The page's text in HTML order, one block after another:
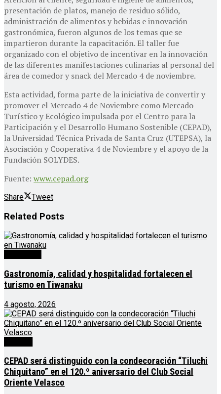
presentación de platos, manejo de residuo sólido,
administración de alimentos y bebidas e innovación
gastronómica, fueron algunos de los temas que se
impartieron durante la capacitación. El taller fue
organizado con el objetivo de incentivar en la innovación
de las diferentes manifestaciones culinarias al personal del
área de comedor y snack del Mercado 4 de noviembre.
Esta actividad, forma parte de la iniciativa de convertir y
promover el Mercado 4 de Noviembre como Mercado
Turístico y Ecológico impulsada por el Centro para la
Participación y el Desarrollo Humano Sostenible (CEPAD),
la Universidad Técnica Privada de Santa Cruz (UTEPSA), la
Asociación y Cooperativa 4 de Noviembre y el apoyo de la
Fundación SOLYDES.
Fuente: www.cepad.org
Share Tweet
Related Posts
Gastronomía, calidad y hospitalidad fortalecen el
turismo en Tiwanaku
4 agosto, 2026
CEPAD será distinguido con la condecoración “Tiluchi
Chiquitano” en el 120.º aniversario del Club Social
Oriente Velasco